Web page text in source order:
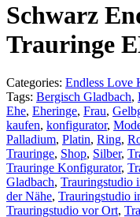
Schwarz
Trauringe
Categories: Endless Love
Tags: Bergisch Gladbach,
Ehe, Eheringe, Frau,
kaufen, konfigurator,
Palladium, Platin, Ring,
Trauringe, Shop, Silber,
Trauringe Konfigurator,
Gladbach, Trauringstudio
der Nähe, Trauringstudio
Trauringstudio vor Ort,